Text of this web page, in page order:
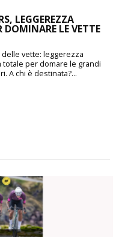
LEGGEREZZA
DOMINARE LE VETTE
vette: leggerezza
totale per domare le grandi
A chi è destinata?...